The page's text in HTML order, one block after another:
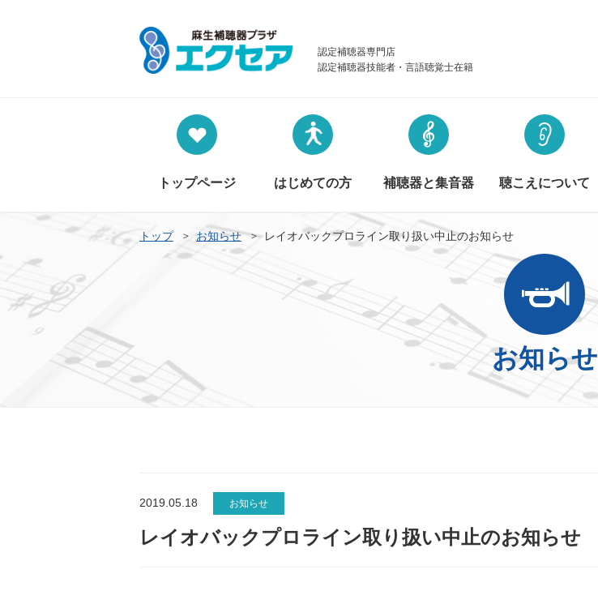
認定補聴器専門店
認定補聴器技能者・言語聴覚士在籍
トップページ はじめての方 補聴器と集音器 聴こえについて
トップ お知らせ レイオバックプロライン取り扱い中止のお知らせ
お知らせ
2019.05.18 お知らせ
レイオバックプロライン取り扱い中止のお知らせ